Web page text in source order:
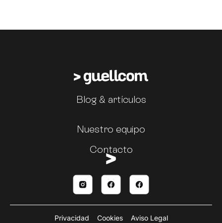
Blog & artículos
Nuestro equipo
Contacto
Privacidad Cookies Aviso Legal